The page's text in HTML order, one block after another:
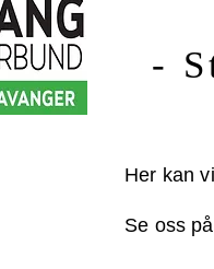
-
Her kan
Se oss